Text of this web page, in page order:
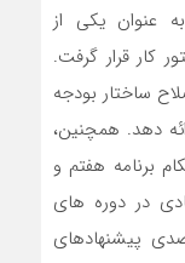
عنوان یکی از
کار قرار گرفت.
ساختار بودجه
دهد. همچنین،
برنامه هفتم و
در دوره های
چگونگی دستیابی به رشد 8درصدی پیشنهادهای